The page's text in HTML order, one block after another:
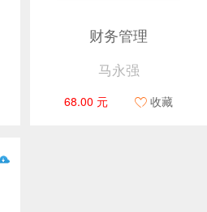
财务管理
马永强
68.00 元 收藏